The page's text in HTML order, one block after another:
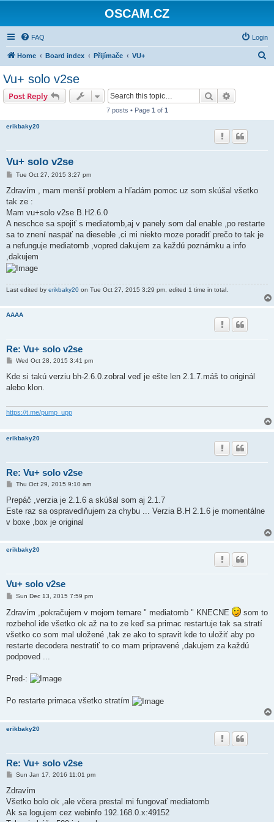
OSCAM.CZ
FAQ Login
Home Board index Přijímače VU+
Vu+ solo v2se
Post Reply Search
7 posts • Page 1 of 1
erikbaky20
Vu+ solo v2se
P
s
Tue Oct 27, 2015 3:27 pm
Zdravím , mam menší problem a hľadám pomoc uz som skúšal všetko
tak ze :
Mam vu+solo v2se B.H2.6.0
A neschce sa spojiť s mediatomb,aj v panely som dal enable ,po restarte
sa to znení naspäť na dieseble ,ci mi niekto moze poradiť prečo to tak je
a nefunguje mediatomb ,vopred dakujem za každú poznámku a info
,dakujem
Last edited by erikbaky20 on Tue Oct 27, 2015 3:29 pm, edited 1 time in total.
AAAA
Re: Vu+ solo v2se
P
s
Wed Oct 28, 2015 3:41 pm
Kde si takú verziu bh-2.6.0.zobral veď je ešte len 2.1.7.máš to originál
alebo klon.
https://t.me/pump_upp
erikbaky20
Re: Vu+ solo v2se
P
s
Thu Oct 29, 2015 9:10 am
Prepáč ,verzia je 2.1.6 a skúšal som aj 2.1.7
Este raz sa ospravedlňujem za chybu ... Verzia B.H 2.1.6 je momentálne
v boxe ,box je original
erikbaky20
Vu+ solo v2se
P
s
t
Sun Dec 13, 2015 7:59 pm
Zdravím ,pokračujem v mojom temare " mediatomb " KNECNE
som to
rozbehol ide všetko ok až na to ze keď sa primac restartuje tak sa stratí
všetko co som mal uložené ,tak ze ako to spravit kde to uložiť aby po
restarte decodera nestratiť to co mam pripravené ,dakujem za každú
podpoved ...
Pred-:
Po restarte primaca všetko stratím
erikbaky20
Re: Vu+ solo v2se
P
s
Sun Jan 17, 2016 11:01 pm
Zdravím
Všetko bolo ok ,ale včera prestal mi fungovať mediatomb
Ak sa logujem cez webinfo 192.168.0.x:49152